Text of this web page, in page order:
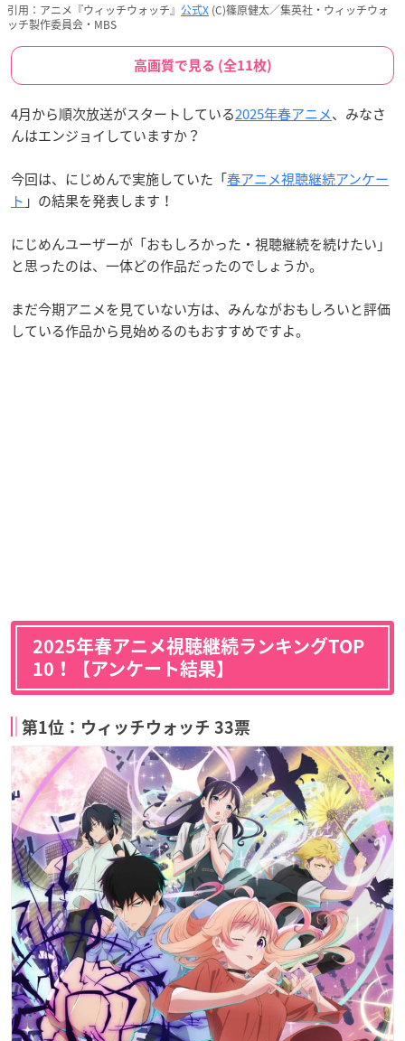
引用：アニメ『ウィッチウォッチ』 公式X (C)篠原健太／集英社・ウィッチウォ
ッチ製作委員会・MBS
高画質で見る (全11枚)
4月から順次放送がスタートしている2025年春アニメ、みなさ
んはエンジョイしていますか？
今回は、にじめんで実施していた「春アニメ視聴継続アンケー
ト 」の結果を発表します！
にじめんユーザーが「おもしろかった・視聴継続を続けたい」
と思ったのは、一体どの作品だったのでしょうか。
まだ今期アニメを見ていない方は、みんながおもしろいと評価
している作品から見始めるのもおすすめですよ。
2025年春アニメ視聴継続ランキングTOP
10！【アンケート結果】
第1位：ウィッチウォッチ 33票